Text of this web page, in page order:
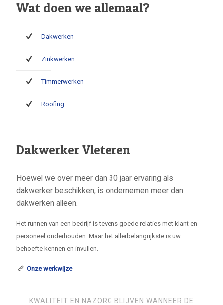
Wat doen we allemaal?
Dakwerken
Zinkwerken
Timmerwerken
Roofing
Dakwerker Vleteren
Hoewel we over meer dan 30 jaar ervaring als
dakwerker beschikken, is ondernemen meer dan
dakwerken alleen.
Het runnen van een bedrijf is tevens goede relaties met klant en
personeel onderhouden. Maar het allerbelangrijkste is uw
behoefte kennen en invullen.
Onze werkwijze
KWALITEIT EN NAZORG BLIJVEN WANNEER DE